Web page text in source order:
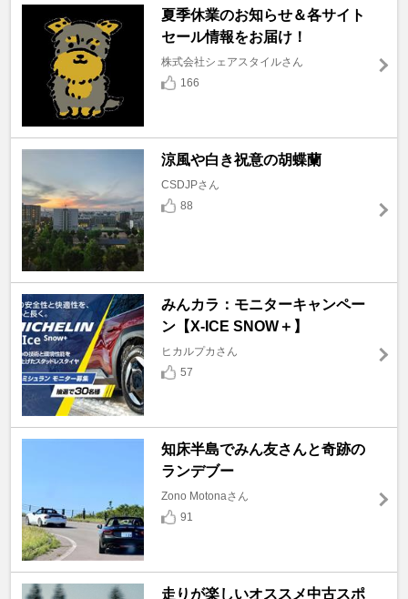
夏季休業のお知らせ＆各サイト
セール情報をお届け！
株式会社シェアスタイルさん
166
涼風や白き祝意の胡蝶蘭
CSDJPさん
88
みんカラ：モニターキャンペー
ン【X-ICE SNOW＋】
ヒカルプカさん
57
知床半島でみん友さんと奇跡の
ランデブー
Zono Motonaさん
91
走りが楽しいオススメ中古スポ